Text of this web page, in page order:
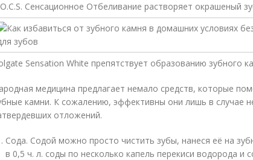
Сенсационное Отбеливание растворяет окрашеный
Sensation White препятствует образованию зубного
медицина предлагает немало средств, которые
камни. К сожалению, эффективны они лишь в случае
отложений.
Сода. Содой можно просто чистить зубы, нанеся её на
в 0,5 ч. л. соды по несколько капель перекиси водорода и